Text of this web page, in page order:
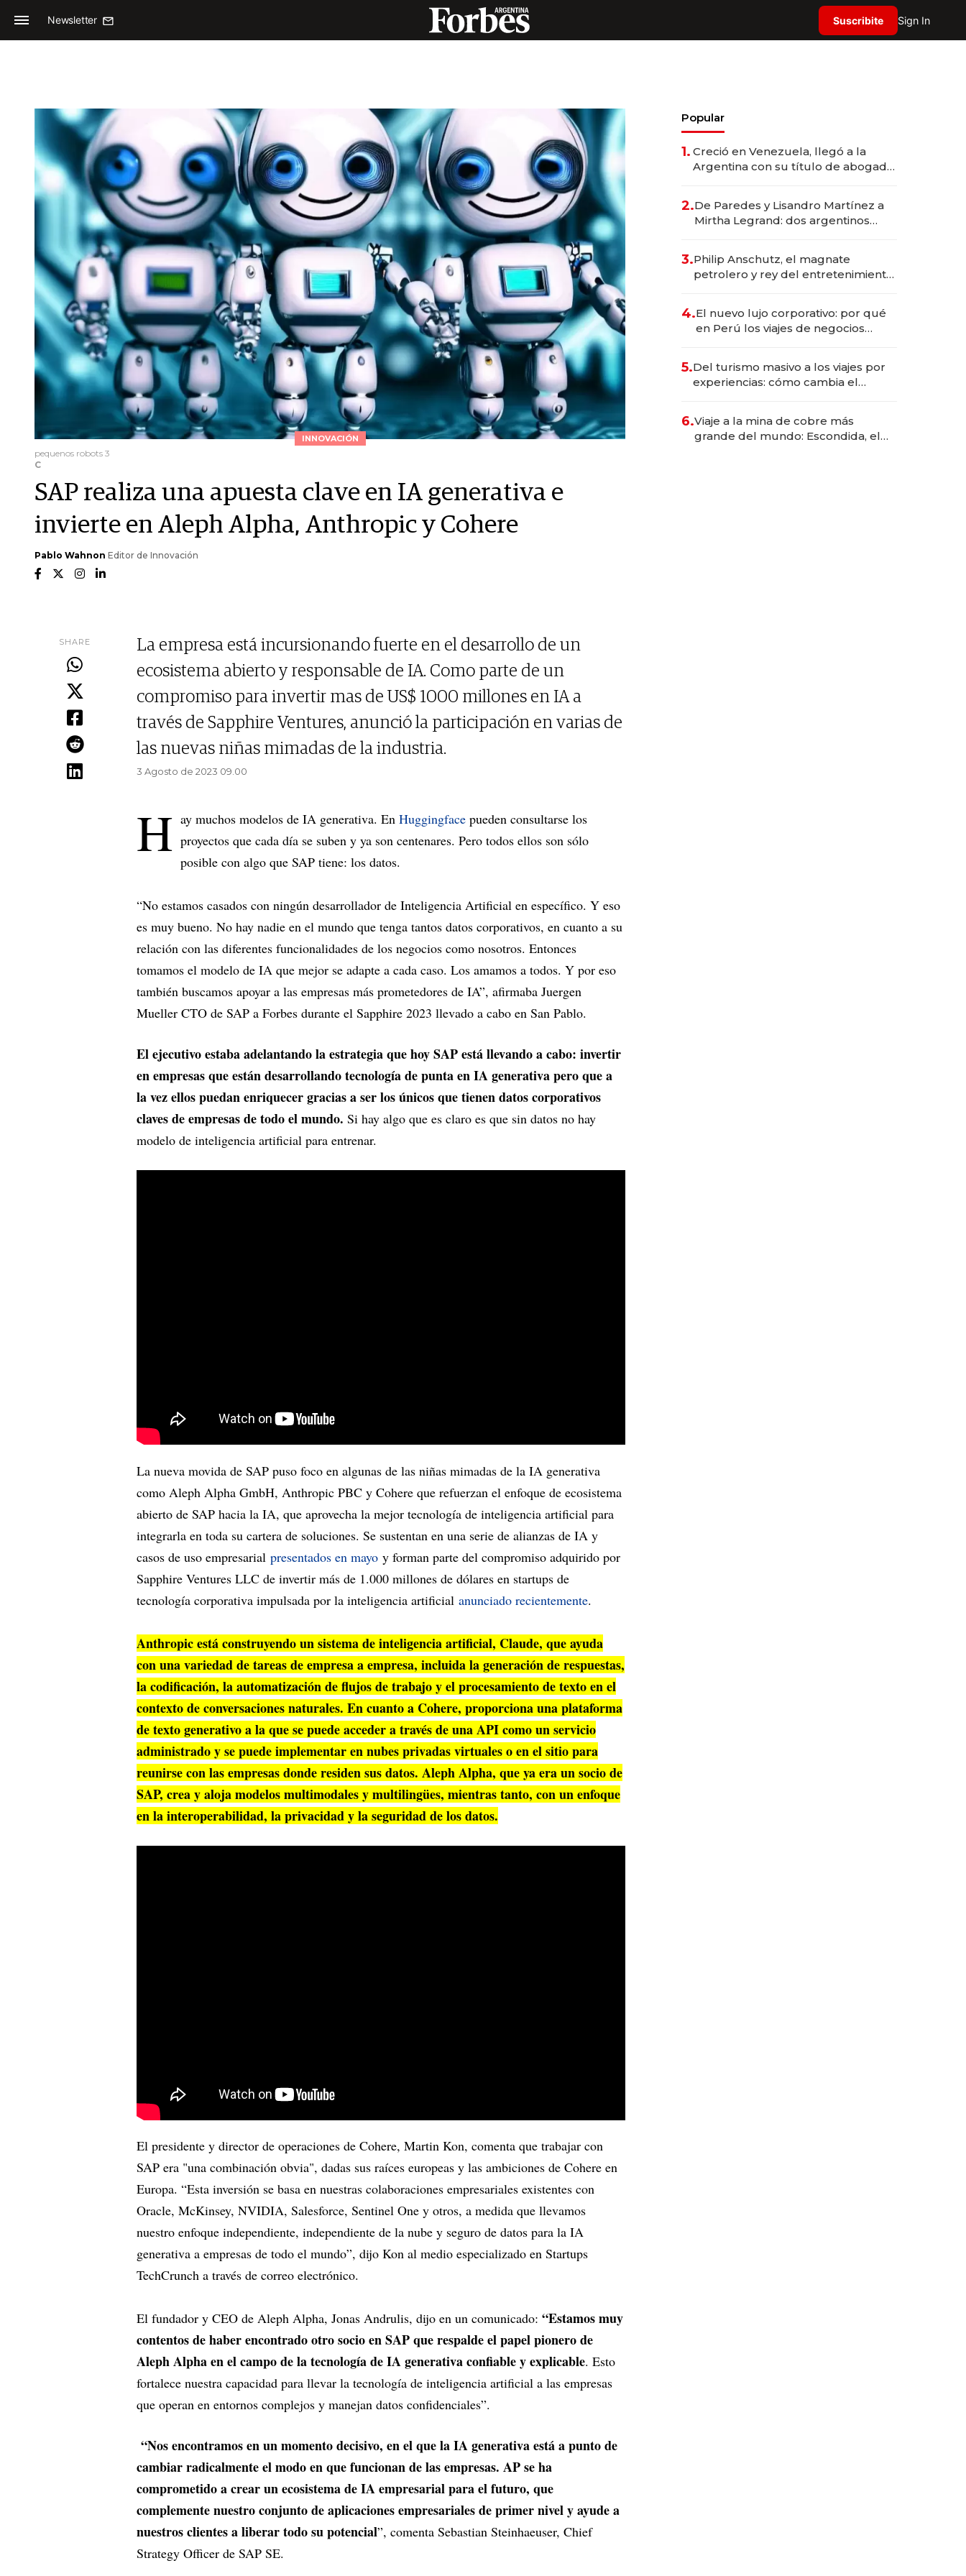
Newsletter Suscribite Sign In
INNOVACIÓN
pequenos robots 3
C
SAP realiza una apuesta clave en IA generativa e
invierte en Aleph Alpha, Anthropic y Cohere
Pablo Wahnon Editor de Innovación
SHARE
La empresa está incursionando fuerte en el desarrollo de un
ecosistema abierto y responsable de IA. Como parte de un
compromiso para invertir mas de US$ 1000 millones en IA a
través de Sapphire Ventures, anunció la participación en varias de
las nuevas niñas mimadas de la industria.
3 Agosto de 2023 09.00
H ay muchos modelos de IA generativa. En Huggingface pueden consultarse los
proyectos que cada día se suben y ya son centenares. Pero todos ellos son sólo
posible con algo que SAP tiene: los datos.
“No estamos casados con ningún desarrollador de Inteligencia Artificial en específico. Y eso
es muy bueno. No hay nadie en el mundo que tenga tantos datos corporativos, en cuanto a su
relación con las diferentes funcionalidades de los negocios como nosotros. Entonces
tomamos el modelo de IA que mejor se adapte a cada caso. Los amamos a todos. Y por eso
también buscamos apoyar a las empresas más prometedores de IA”, afirmaba Juergen
Mueller CTO de SAP a Forbes durante el Sapphire 2023 llevado a cabo en San Pablo.
El ejecutivo estaba adelantando la estrategia que hoy SAP está llevando a cabo: invertir
en empresas que están desarrollando tecnología de punta en IA generativa pero que a
la vez ellos puedan enriquecer gracias a ser los únicos que tienen datos corporativos
claves de empresas de todo el mundo. Si hay algo que es claro es que sin datos no hay
modelo de inteligencia artificial para entrenar.
La nueva movida de SAP puso foco en algunas de las niñas mimadas de la IA generativa
como Aleph Alpha GmbH, Anthropic PBC y Cohere que refuerzan el enfoque de ecosistema
abierto de SAP hacia la IA, que aprovecha la mejor tecnología de inteligencia artificial para
integrarla en toda su cartera de soluciones. Se sustentan en una serie de alianzas de IA y
casos de uso empresarial presentados en mayo y forman parte del compromiso adquirido por
Sapphire Ventures LLC de invertir más de 1.000 millones de dólares en startups de
tecnología corporativa impulsada por la inteligencia artificial anunciado recientemente.
Anthropic está construyendo un sistema de inteligencia artificial, Claude, que ayuda
con una variedad de tareas de empresa a empresa, incluida la generación de respuestas,
la codificación, la automatización de flujos de trabajo y el procesamiento de texto en el
contexto de conversaciones naturales. En cuanto a Cohere, proporciona una plataforma
de texto generativo a la que se puede acceder a través de una API como un servicio
administrado y se puede implementar en nubes privadas virtuales o en el sitio para
reunirse con las empresas donde residen sus datos. Aleph Alpha, que ya era un socio de
SAP, crea y aloja modelos multimodales y multilingües, mientras tanto, con un enfoque
en la interoperabilidad, la privacidad y la seguridad de los datos.
El presidente y director de operaciones de Cohere, Martin Kon, comenta que trabajar con
SAP era "una combinación obvia", dadas sus raíces europeas y las ambiciones de Cohere en
Europa. “Esta inversión se basa en nuestras colaboraciones empresariales existentes con
Oracle, McKinsey, NVIDIA, Salesforce, Sentinel One y otros, a medida que llevamos
nuestro enfoque independiente, independiente de la nube y seguro de datos para la IA
generativa a empresas de todo el mundo”, dijo Kon al medio especializado en Startups
TechCrunch a través de correo electrónico.
El fundador y CEO de Aleph Alpha, Jonas Andrulis, dijo en un comunicado: “Estamos muy
contentos de haber encontrado otro socio en SAP que respalde el papel pionero de
Aleph Alpha en el campo de la tecnología de IA generativa confiable y explicable. Esto
fortalece nuestra capacidad para llevar la tecnología de inteligencia artificial a las empresas
que operan en entornos complejos y manejan datos confidenciales”.
“Nos encontramos en un momento decisivo, en el que la IA generativa está a punto de
cambiar radicalmente el modo en que funcionan de las empresas. AP se ha
comprometido a crear un ecosistema de IA empresarial para el futuro, que
complemente nuestro conjunto de aplicaciones empresariales de primer nivel y ayude a
nuestros clientes a liberar todo su potencial”, comenta Sebastian Steinhaeuser, Chief
Strategy Officer de SAP SE.
Popular
1. Creció en Venezuela, llegó a la
Argentina con su título de abogado
marcas "fast premium"
2.De Paredes y Lisandro Martínez a
Mirtha Legrand: dos argentinos
3.Philip Anschutz, el magnate
petrolero y rey del entretenimiento
4.El nuevo lujo corporativo: por qué
en Perú los viajes de negocios
transformadoras
5.Del turismo masivo a los viajes por
experiencias: cómo cambia el
6.Viaje a la mina de cobre más
grande del mundo: Escondida, el